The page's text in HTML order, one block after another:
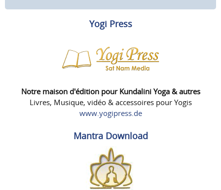
Yogi Press
Notre maison d'édition pour Kundalini Yoga & autres
Livres, Musique, vidéo & accessoires pour Yogis
www.yogipress.de
Mantra Download